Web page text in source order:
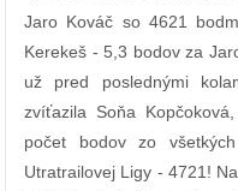
Jaro Kováč so 4621
Kerekeš - 5,3 bodov za
už pred poslednými
zvíťazila Soňa
počet bodov zo
Utratrailovej Ligy - 4721!